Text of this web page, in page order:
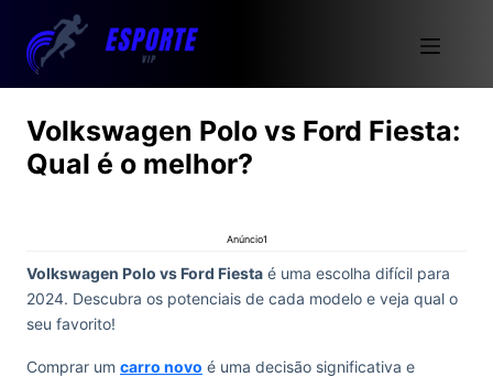
Volkswagen Polo vs Ford Fiesta:
Qual é o melhor?
Anúncio1
Volkswagen Polo vs Ford Fiesta é uma escolha difícil para
2024. Descubra os potenciais de cada modelo e veja qual o
seu favorito!
Comprar um carro novo é uma decisão significativa e